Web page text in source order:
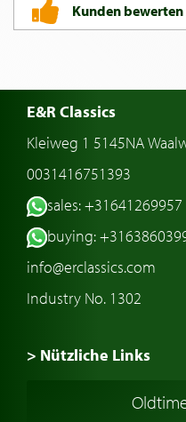
Kunden
E&R Classics
Kleiweg 1 5145NA
0031416751393
sales: +31641269957
buying:
info@erclassics.com
Industry No. 1302
> Nützliche Links
Oldtimers in Europa